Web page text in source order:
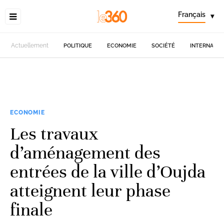
Français ▾
Actuellement POLITIQUE ECONOMIE SOCIÉTÉ
ECONOMIE
Les travaux
d’aménagement des
entrées de la ville d’Oujda
atteignent leur phase
finale